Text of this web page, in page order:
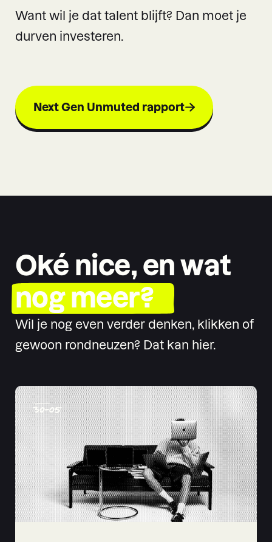
Want wil je dat talent blijft? Dan moet je
durven investeren.
Next Gen Unmuted rapport
Oké nice, en wat
nog meer?
Wil je nog even verder denken, klikken of
gewoon rondneuzen? Dat kan hier.
30-05